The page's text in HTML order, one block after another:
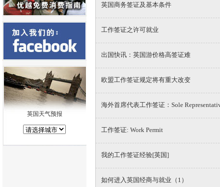
英国天气预报
英国商务签证及基本条件
工作签证之许可就业
出国快讯：英国游价格高签证难
欧盟工作签证规定将有重大改变
海外首席代表工作签证：Sole
工作签证: Work Permit
我的工作签证经验[英国]
如何进入英国经商与就业（1）